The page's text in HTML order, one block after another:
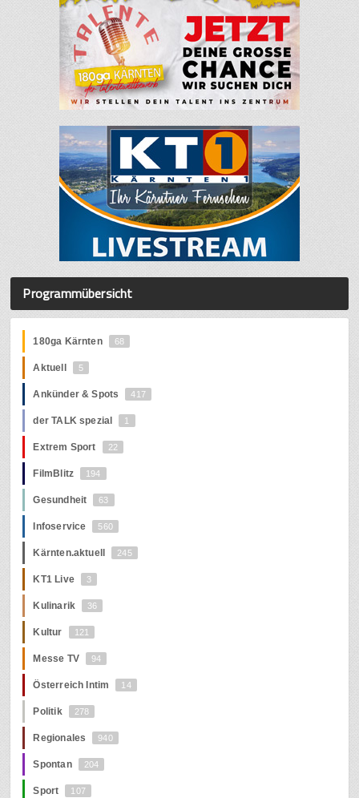
Programmübersicht
180ga Kärnten 68
Aktuell 5
Ankünder & Spots 417
der TALK spezial 1
Extrem Sport 22
FilmBlitz 194
Gesundheit 63
Infoservice 560
Kärnten.aktuell 245
KT1 Live 3
Kulinarik 36
Kultur 121
Messe TV 94
Österreich Intim 14
Politik 278
Regionales 940
Spontan 204
Sport 107